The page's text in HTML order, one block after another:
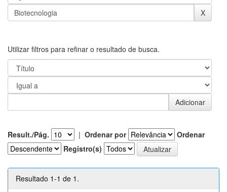
Utilizar filtros para refinar o resultado de busca.
Result./Pág. | Ordenar por
Ordenar
Registro(s)
Resultado 1-1 de 1.